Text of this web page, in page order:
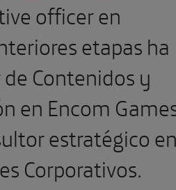
officer en
etapas ha
Contenidos y
en Encom
estratégico
Corporativos.